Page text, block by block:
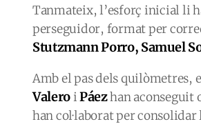
Tanmateix, l’esforç inicial li
perseguidor, format per
Stutzmann Porro, Samuel
Amb el pas dels quilòmetres,
ValeroiPáezhan aconseguit
han col·laborat per